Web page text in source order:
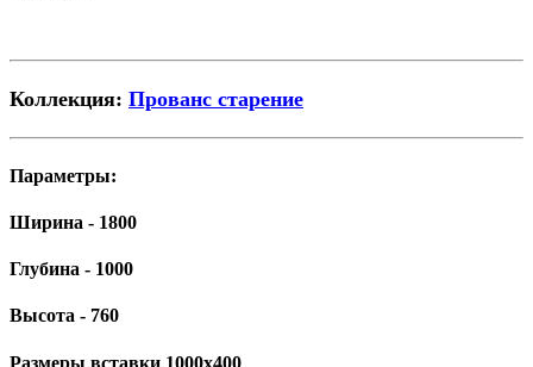
Коллекция: Прованс старение
Параметры:
Ширина - 1800
Глубина - 1000
Высота - 760
Размеры вставки 1000х400